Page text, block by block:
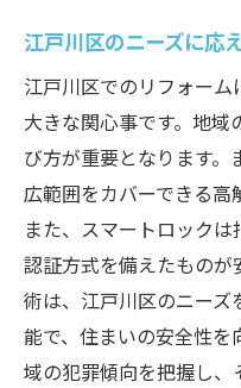
江戸川区のニーズに応
江戸川区でのリフォーム
大きな関心事です。地
び方が重要となります。
広範囲をカバーできる高
また、スマートロック
認証方式を備えたものが
術は、江戸川区のニー
能で、住まいの安全性を
域の犯罪傾向を把握し、